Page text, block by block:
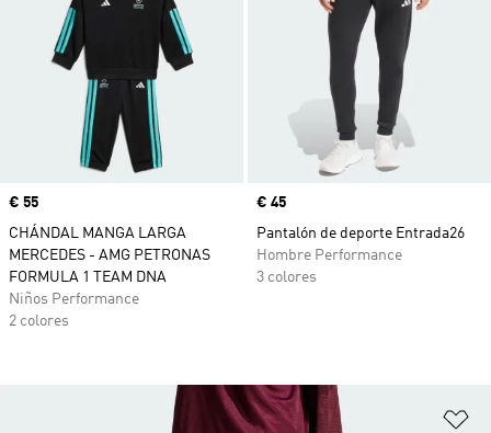
Precio
€ 55
CHÁNDAL MANGA LARGA
MERCEDES - AMG PETRONAS
FORMULA 1 TEAM DNA
Niños Performance
2 colores
Precio
€ 45
Pantalón de deporte Entrada26
Hombre Performance
3 colores